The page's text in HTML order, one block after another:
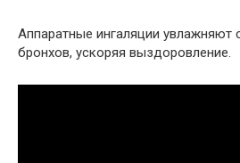
Аппаратные ингаляции увлажняют
бронхов, ускоряя выздоровление.